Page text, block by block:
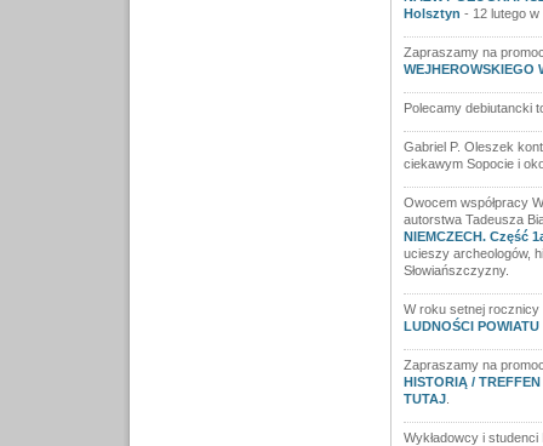
Holsztyn - 12 lutego
Zapraszamy na
WEJHEROWSKIEGO
Polecamy debiutancki
Gabriel P. Oleszek
ciekawym Sopocie i
Owocem współpracy
autorstwa Tadeusza
NIEMCZECH. Część
ucieszy archeologów,
Słowiańszczyzny.
W roku setnej rocznicy
LUDNOŚCI
Zapraszamy na
HISTORIĄ /
TUTAJ.
Wykładowcy i